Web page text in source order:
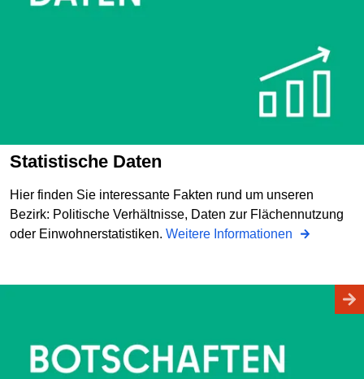
Statistische Daten
Hier finden Sie interessante Fakten rund um unseren
Bezirk: Politische Verhältnisse, Daten zur Flächennutzung
oder Einwohnerstatistiken. Weitere Informationen